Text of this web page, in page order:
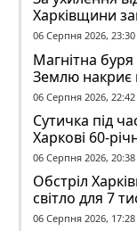
Харківщини
волі
06 Серпня 2026, 23:30
Магнітна
Землю накриє
06 Серпня 2026, 22:42
Сутичка під
Харкові 60-
конфлікті з ТЦК
06 Серпня 2026, 20:38
Обстріл
світло для 7
06 Серпня 2026, 17:28